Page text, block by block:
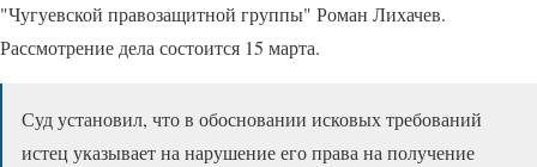
"Чугуевской правозащитной группы" Роман Лихачев.
Рассмотрение дела состоится 15 марта.
Суд установил, что в обосновании исковых требований
истец указывает на нарушение его права на получение